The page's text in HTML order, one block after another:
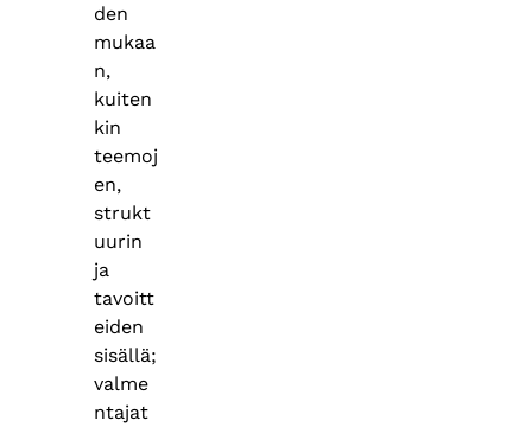
den
mukaa
n,
kuiten
kin
teemoj
en,
strukt
uurin
ja
tavoitt
eiden
sisällä;
valme
ntajat